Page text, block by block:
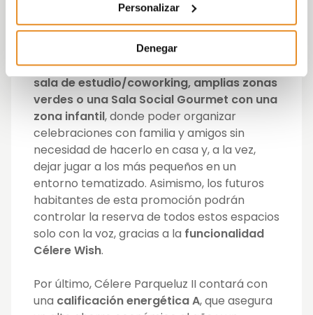
Personalizar
Denegar
con múltiples de las zonas comunes
disruptivas de Vía Célere, tales como
piscina, gimnasio, cuarto para bicicletas,
parque infantil, espacio cardioprotegido,
sala de estudio/coworking, amplias zonas
verdes o una Sala Social Gourmet con una
zona infantil, donde poder organizar
celebraciones con familia y amigos sin
necesidad de hacerlo en casa y, a la vez,
dejar jugar a los más pequeños en un
entorno tematizado. Asimismo, los futuros
habitantes de esta promoción podrán
controlar la reserva de todos estos espacios
solo con la voz, gracias a la funcionalidad
Célere Wish.
Por último, Célere Parqueluz II contará con
una calificación energética A, que asegura